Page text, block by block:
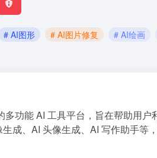
# AI图形 # AI图片修复 # AI绘画
功能 AI 工具平台，旨在帮助用户
成、AI 头像生成、AI 写作助手等